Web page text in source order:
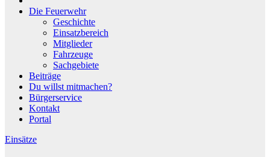
Die Feuerwehr
Geschichte
Einsatzbereich
Mitglieder
Fahrzeuge
Sachgebiete
Beiträge
Du willst mitmachen?
Bürgerservice
Kontakt
Portal
Einsätze